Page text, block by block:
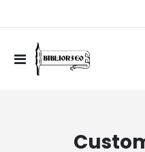
Toggle
Nav